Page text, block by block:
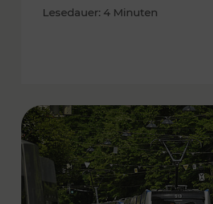
Lesedauer: 4 Minuten